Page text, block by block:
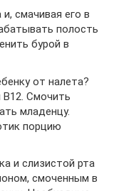
смачивая его в
полость
бурой в
от налета?
Смочить
младенцу.
порцию
и слизистой рта
смоченным в